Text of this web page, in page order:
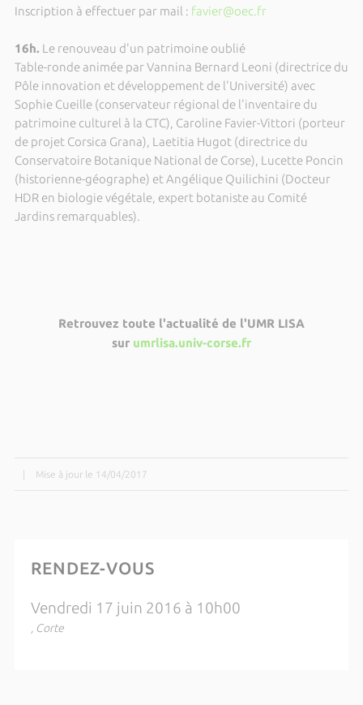
Inscription à effectuer par mail : favier@oec.fr
16h. Le renouveau d'un patrimoine oublié
Table-ronde animée par Vannina Bernard Leoni (directrice du
Pôle innovation et développement de l'Université) avec
Sophie Cueille (conservateur régional de l'inventaire du
patrimoine culturel à la CTC), Caroline Favier-Vittori (porteur
de projet Corsica Grana), Laetitia Hugot (directrice du
Conservatoire Botanique National de Corse), Lucette Poncin
(historienne-géographe) et Angélique Quilichini (Docteur
HDR en biologie végétale, expert botaniste au Comité
Jardins remarquables).
Retrouvez toute l'actualité de l'UMR LISA
sur umrlisa.univ-corse.fr
Mise à jour le 14/04/2017
RENDEZ-VOUS
Vendredi 17 juin 2016 à 10h00
, Corte